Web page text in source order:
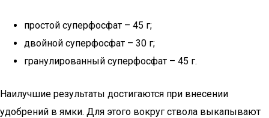
простой суперфосфат – 45 г;
двойной суперфосфат – 30 г;
гранулированный суперфосфат – 45 г.
Наилучшие результаты достигаются при внесении
удобрений в ямки. Для этого вокруг ствола выкапывают